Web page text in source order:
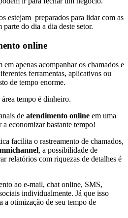
estejam preparados para lidar com as
parte do dia a dia deste setor.
online
em apenas acompanhar os chamados e
ferramentas, aplicativos ou
de tempo enorme.
tempo é dinheiro.
de atendimento online em uma
economizar bastante tempo!
facilita o rastreamento de chamados,
, a possibilidade de
relatórios com riquezas de detalhes é
ao e-mail, chat online, SMS,
individualmente. Já que isso
a otimização de seu tempo de